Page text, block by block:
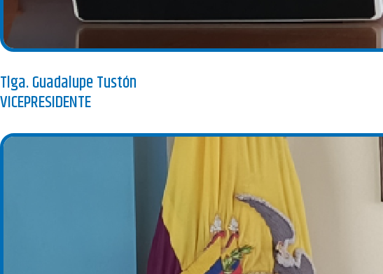
Tlga. Guadalupe Tustón
VICEPRESIDENTE